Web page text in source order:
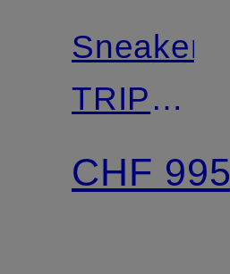
Sneaker
TRIPLE
S
CHF 995